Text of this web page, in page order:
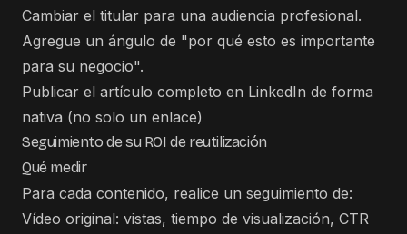
Cambiar el titular para una audiencia profesional.
Agregue un ángulo de "por qué esto es importante
para su negocio".
Publicar el artículo completo en LinkedIn de forma
nativa (no solo un enlace)
Seguimiento de su ROI de reutilización
Qué medir
Para cada contenido, realice un seguimiento de:
Vídeo original: vistas, tiempo de visualización, CTR